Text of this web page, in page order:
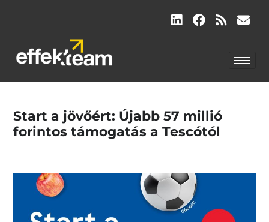
Start a jövőért: Újabb 57 millió
forintos támogatás a Tescótól